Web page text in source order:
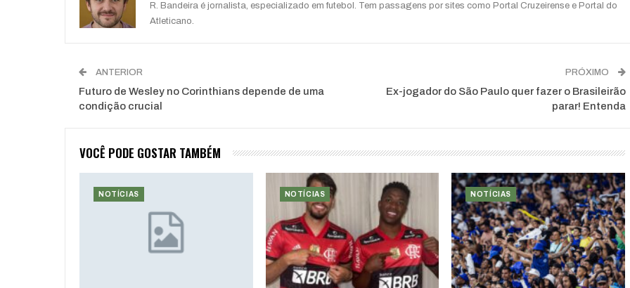
R. Bandeira é jornalista, especializado em futebol. Tem passagens por sites como Portal Cruzeirense e Portal do
Atleticano.
ANTERIOR
Futuro de Wesley no Corinthians depende de uma
condição crucial
PRÓXIMO
Ex-jogador do São Paulo quer fazer o Brasileirão
parar! Entenda
VOCÊ PODE GOSTAR TAMBÉM
NOTÍCIAS NOTÍCIAS NOTÍCIAS